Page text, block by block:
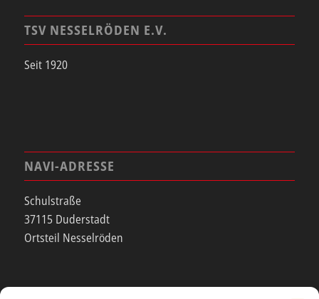
TSV NESSELRÖDEN E.V.
Seit 1920
NAVI-ADRESSE
Schulstraße
37115 Duderstadt
Ortsteil Nesselröden